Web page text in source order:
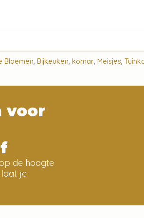
Bloemen, Bijkeuken, komar, Meisjes,
voor
de hoogte
laat je